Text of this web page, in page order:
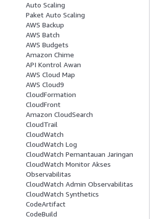
Auto Scaling
Paket Auto Scaling
AWS Backup
AWS Batch
AWS Budgets
Amazon Chime
API Kontrol Awan
AWS Cloud Map
AWS Cloud9
CloudFormation
CloudFront
Amazon CloudSearch
CloudTrail
CloudWatch
CloudWatch Log
CloudWatch Pemantauan Jaringan
CloudWatch Monitor Akses
Observabilitas
CloudWatch Admin Observabilitas
CloudWatch Synthetics
CodeArtifact
CodeBuild